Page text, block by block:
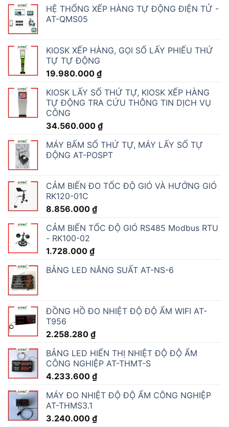
HỆ THỐNG XẾP HÀNG TỰ ĐỘNG ĐIỆN TỬ -
AT-QMS05
KIOSK XẾP HÀNG, GỌI SỐ LẤY PHIẾU THỨ
TỰ TỰ ĐỘNG
19.980.000 ₫
KIOSK LẤY SỐ THỨ TỰ, KIOSK XẾP HÀNG
TỰ ĐỘNG TRA CỨU THÔNG TIN DỊCH VỤ
CÔNG
34.560.000 ₫
MÁY BẤM SỐ THỨ TỰ, MÁY LẤY SỐ TỰ
ĐỘNG AT-POSPT
CẢM BIẾN ĐO TỐC ĐỘ GIÓ VÀ HƯỚNG GIÓ
RK120-01C
8.856.000 ₫
CẢM BIẾN TỐC ĐỘ GIÓ RS485 Modbus RTU
- RK100-02
1.728.000 ₫
BẢNG LED NĂNG SUẤT AT-NS-6
ĐỒNG HỒ ĐO NHIỆT ĐỘ ĐỘ ẨM WIFI AT-
T956
2.258.280 ₫
BẢNG LED HIỂN THỊ NHIỆT ĐỘ ĐỘ ẨM
CÔNG NGHIỆP AT-THMT-S
4.233.600 ₫
MÁY ĐO NHIỆT ĐỘ ĐỘ ẨM CÔNG NGHIỆP
AT-THMS3.1
3.240.000 ₫